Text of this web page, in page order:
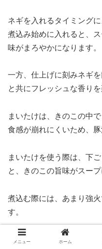
ネギを入れるタイミング
煮込み始めに入れると、
味がまろやかになります。
一方、仕上げに刻みネギ
と共にフレッシュな香り
まいたけは、きのこの中
食感が崩れにくいため、豚
まいたけを使う際は、下
と、きのこの旨味がスー
煮込む際には、あまり強
す。
低温でじっくり煮込むこ
メニュー ホーム